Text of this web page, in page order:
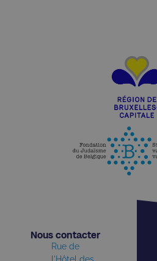
Nous contacter​
Rue de